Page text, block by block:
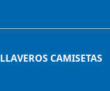
LLAVEROS CAMISETAS